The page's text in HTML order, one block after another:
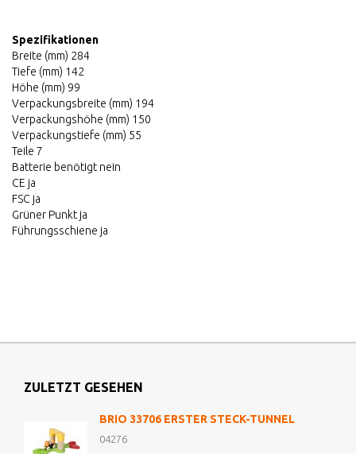
Spezifikationen
Breite (mm) 284
Tiefe (mm) 142
Höhe (mm) 99
Verpackungsbreite (mm) 194
Verpackungshöhe (mm) 150
Verpackungstiefe (mm) 55
Teile 7
Batterie benötigt nein
CE ja
FSC ja
Grüner Punkt ja
Führungsschiene ja
ZULETZT GESEHEN
BRIO 33706 ERSTER STECK-TUNNEL
04276